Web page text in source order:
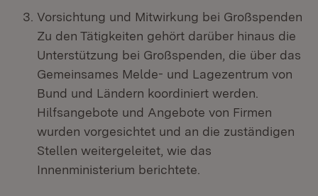
Vorsichtung und Mitwirkung bei Großspenden
Zu den Tätigkeiten gehört darüber hinaus die
Unterstützung bei Großspenden, die über das
Gemeinsames Melde- und Lagezentrum von
Bund und Ländern koordiniert werden.
Hilfsangebote und Angebote von Firmen
wurden vorgesichtet und an die zuständigen
Stellen weitergeleitet, wie das
Innenministerium berichtete.